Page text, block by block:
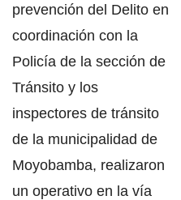
prevención del Delito en
coordinación con la
Policía de la sección de
Tránsito y los
inspectores de tránsito
de la municipalidad de
Moyobamba, realizaron
un operativo en la vía